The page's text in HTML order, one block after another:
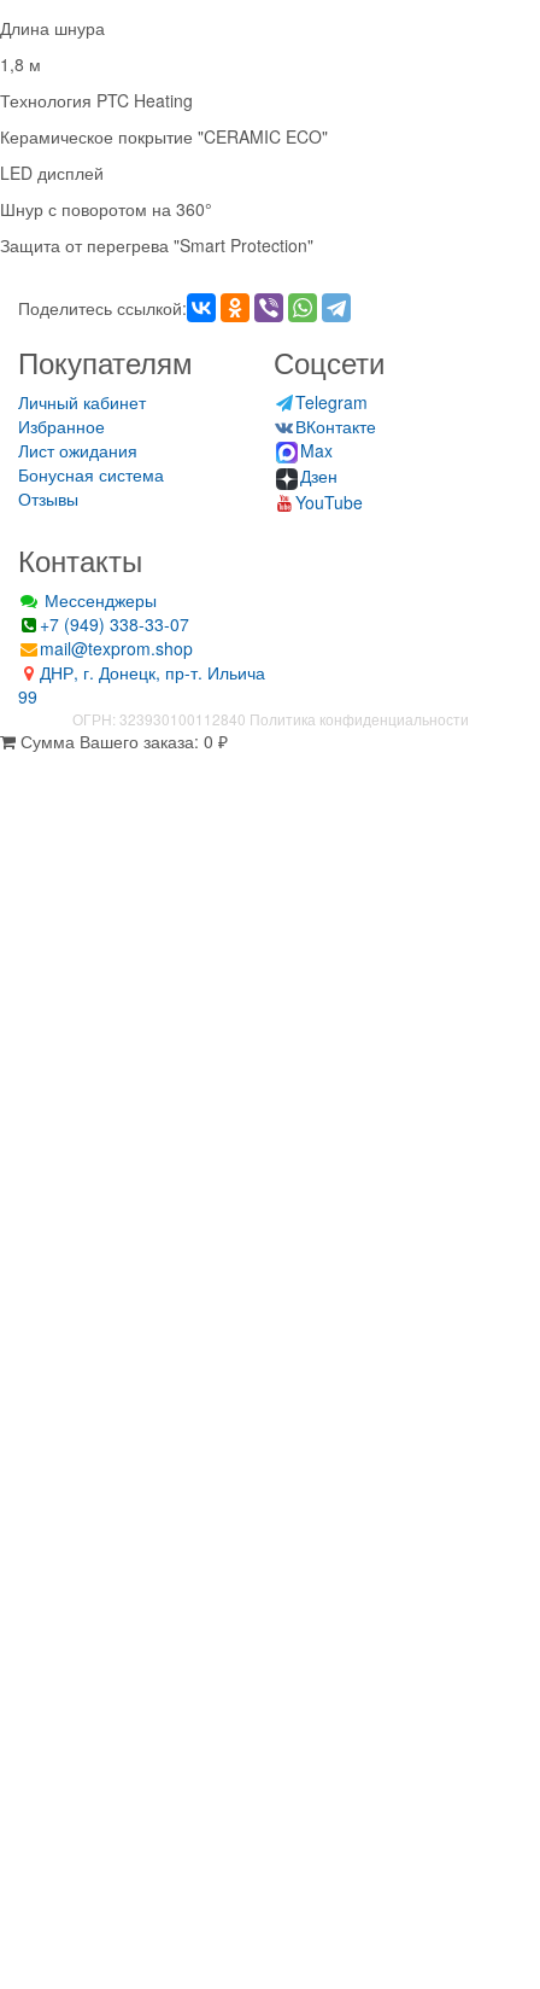
Длина шнура
1,8 м
Технология PTC Heating
Керамическое покрытие "CERAMIC ECO"
LED дисплей
Шнур с поворотом на 360°
Защита от перегрева "Smart Protection"
Поделитесь ссылкой:
Покупателям
Личный кабинет
Избранное
Лист ожидания
Бонусная система
Отзывы
Соцсети
Telegram
ВКонтакте
Max
Дзен
YouTube
Контакты
Мессенджеры
+7 (949) 338-33-07
mail@texprom.shop
ДНР, г. Донецк, пр-т. Ильича
99
ОГРН: 323930100112840 Политика конфиденциальности
Сумма Вашего заказа: 0 ₽